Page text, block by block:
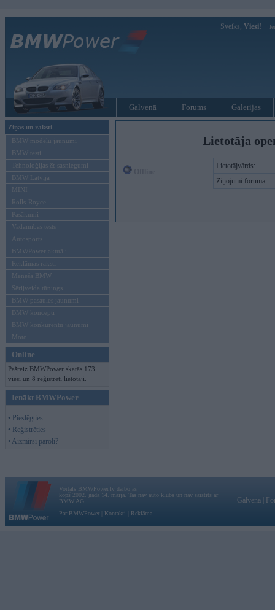
Sveiks, Viesi!
Galvenā Forums Galerijas
Ziņas un raksti
BMW modeļu jaunumi
BMW testi
Tehnoloģijas & sasniegumi
BMW Latvijā
MINI
Rolls-Royce
Pasākumi
Vadāmības tests
Autosports
BMWPower aktuāli
Reklāmas raksti
Mēneša BMW
Sērijveida tūnings
BMW pasaules jaunumi
BMW koncepti
BMW konkurentu jaunumi
Moto
Online
Pašreiz BMWPower skatās 173
viesi un 8 reģistrēti lietotāji.
Ienākt BMWPower
• Pieslēgties
• Reģistrēties
• Aizmirsi paroli?
Lietotāja
Lietotājvārds:
Ziņojumi forumā:
Vortāls BMWPower.lv darbojas
kopš 2002. gada 14. maija. Tas nav auto klubs un nav saistīts ar
BMW AG.
Par BMWPower
Kontakti Reklāma
Galvena